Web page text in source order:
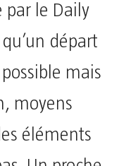
par le Daily
départ
mais
moyens
éléments